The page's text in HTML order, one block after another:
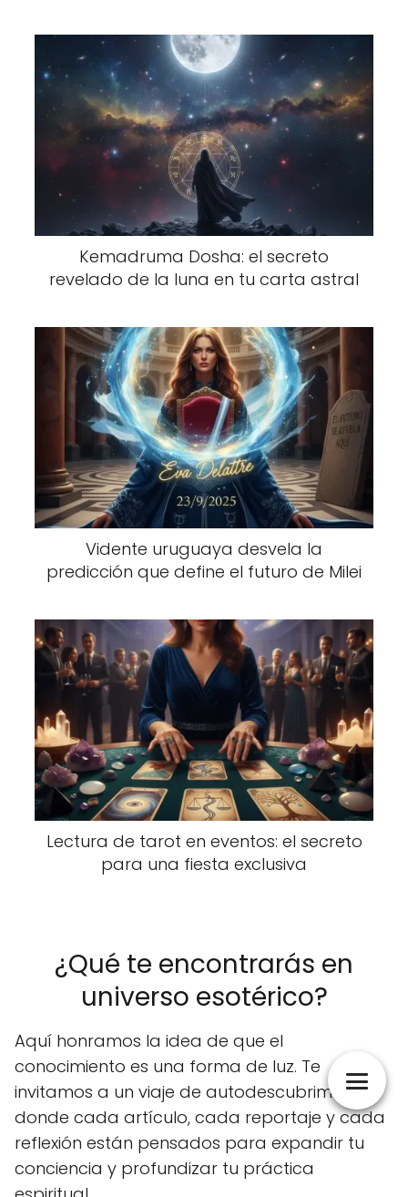
Kemadruma Dosha: el secreto
revelado de la luna en tu carta astral
Vidente uruguaya desvela la
predicción que define el futuro de Milei
Lectura de tarot en eventos: el secreto
para una fiesta exclusiva
¿Qué te encontrarás en
universo esotérico?
Aquí honramos la idea de que el
conocimiento es una forma de luz. Te
invitamos a un viaje de autodescubrimiento
donde cada artículo, cada reportaje y cada
reflexión están pensados para expandir tu
conciencia y profundizar tu práctica